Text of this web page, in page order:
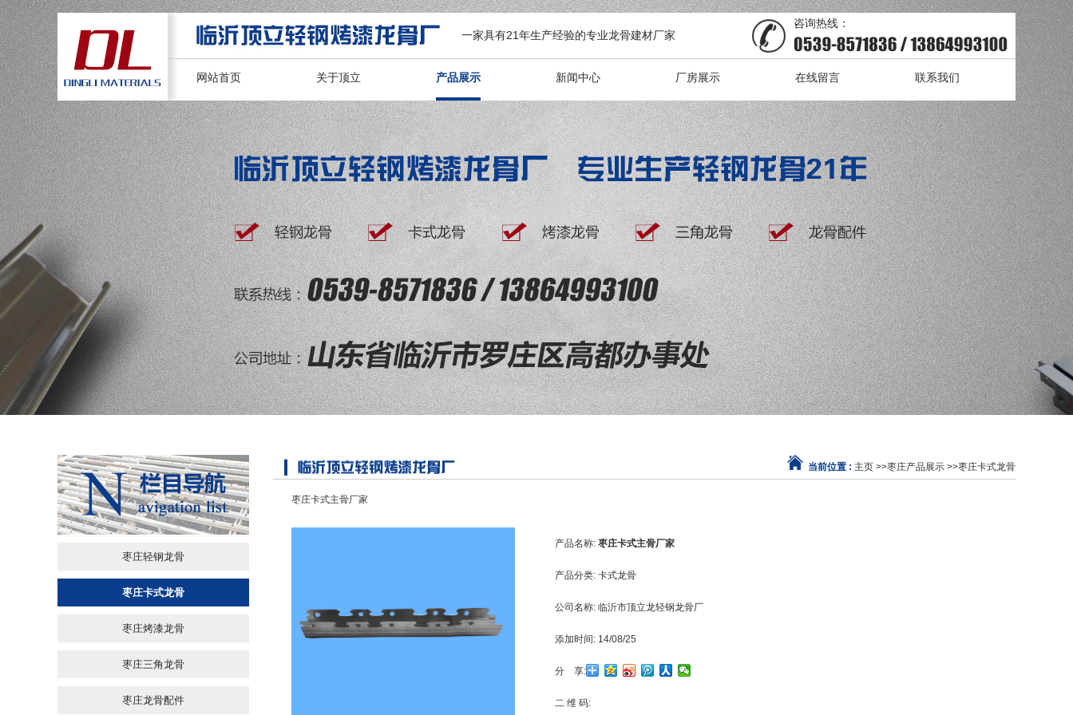
一家具有21年生产经验的专业龙骨建材厂家
咨询热线：
网站首页 关于顶立 产品展示 新闻中心 厂房展示 在线留言 联系我们
当前位置 : 主页 >>枣庄产品展示 >>枣庄卡式龙骨
枣庄卡式主骨厂家
产品名称: 枣庄卡式主骨厂家
产品分类: 卡式龙骨
公司名称: 临沂市顶立龙轻钢龙骨厂
添加时间: 14/08/25
分 享:
二 维 码:
枣庄轻钢龙骨
枣庄卡式龙骨
枣庄烤漆龙骨
枣庄三角龙骨
枣庄龙骨配件